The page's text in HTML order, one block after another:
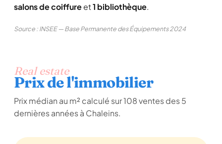
salons de coiffureet1 bibliothèque.
Source : INSEE — Base Permanente des Équipements 2024
Real estate
Prix de l'immobilier
Prix médian au m² calculé sur 108 ventes des 5
dernières années à Chaleins.